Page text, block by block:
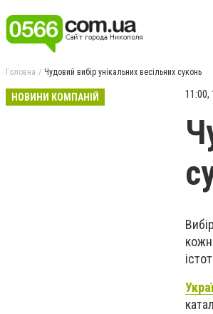
Головна Чудовий вибір унікальних весільних суконь
НОВИНИ КОМПАНІЙ 11:00,